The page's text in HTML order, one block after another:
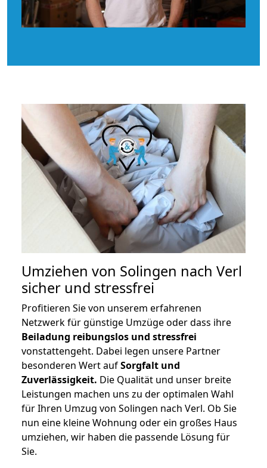
Umziehen von Solingen nach Verl
sicher und stressfrei
Profitieren Sie von unserem erfahrenen
Netzwerk für günstige Umzüge oder dass ihre
Beiladung reibungslos und stressfrei
vonstattengeht. Dabei legen unsere Partner
besonderen Wert aufSorgfalt und
Zuverlässigkeit. Die Qualität und unser breite
Leistungen machen uns zu der optimalen Wahl
für Ihren Umzug von Solingen nach Verl. Ob Sie
nun eine kleine Wohnung oder ein großes Haus
umziehen, wir haben die passende Lösung für
Sie.